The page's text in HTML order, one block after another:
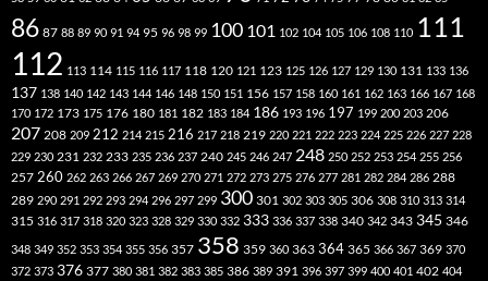
86 87 88 89 90 91 94 95 96 98 99 100 101 102 104 105 106 108 110 111
112 113 114 115 116 117 118 120 121 123 125 126 127 129 130 131 133 136
137 138 140 142 143 144 146 148 150 151 156 157 158 160 161 162 163 166 167 168
170 172 173 175 176 180 181 182 183 184 186 193 196 197 199 200 203 206
207 208 209 212 214 215 216 217 218 219 220 221 222 223 224 225 226 227 228
229 230 231 232 233 235 236 237 240 245 246 247 248 250 252 253 254 255 256
257 260 262 263 266 267 269 270 271 272 273 275 276 277 281 282 284 286 288
289 290 291 292 293 294 296 297 299 300 301 302 303 305 306 308 310 313 314
315 316 317 318 320 323 328 329 330 332 333 336 337 338 340 342 343 345 346
348 349 352 353 354 355 356 357 358 359 360 363 364 365 366 367 369 370
372 373 376 377 380 381 382 383 385 386 389 391 396 397 399 400 401 402 404